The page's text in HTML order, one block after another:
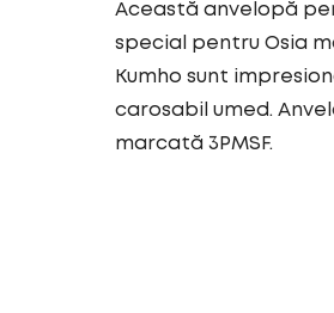
Această anvelopă
special pentru Osia
Kumho sunt
carosabil umed.
marcată 3PMSF.